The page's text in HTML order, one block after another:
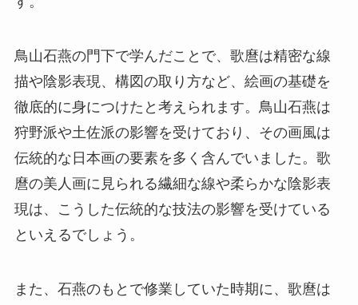
鳥山石燕の門下で学んだことで、歌麿は精密な線
描や陰影表現、構図の取り方など、絵画の基礎を
徹底的に身につけたと考えられます。鳥山石燕は
狩野派や土佐派の影響を受けており、その画風は
伝統的な日本画の要素を多く含んでいました。歌
麿の美人画に見られる繊細な線や柔らかな陰影表
現は、こうした伝統的な技法の影響を受けている
といえるでしょう。
また、石燕のもとで修業していた時期に、歌麿は